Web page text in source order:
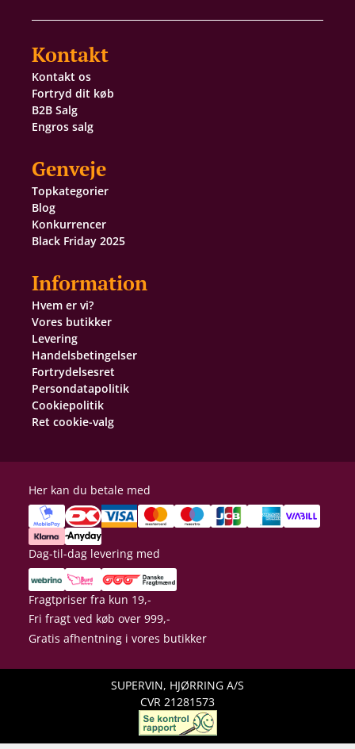
Kontakt
Kontakt os
Fortryd dit køb
B2B Salg
Engros salg
Genveje
Topkategorier
Blog
Konkurrencer
Black Friday 2025
Information
Hvem er vi?
Vores butikker
Levering
Handelsbetingelser
Fortrydelsesret
Persondatapolitik
Cookiepolitik
Ret cookie-valg
Her kan du betale med
Dag-til-dag levering med
Fragtpriser fra kun 19,-
Fri fragt ved køb over 999,-
Gratis afhentning i vores butikker
SUPERVIN, HJØRRING A/S
CVR 21281573